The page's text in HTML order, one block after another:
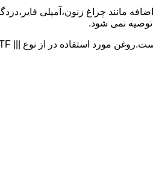
مانند چراغ زنون،آمپلی
توصیه نمی شود.